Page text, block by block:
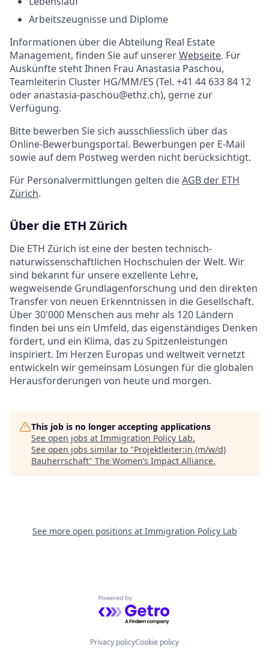
Arbeitszeugnisse und Diplome
Informationen über die Abteilung Real Estate
Management, finden Sie auf unsererWebseite. Für
Auskünfte steht Ihnen Frau Anastasia Paschou,
Teamleiterin Cluster HG/MM/ES (Tel. +41 44 633 84 12
oder anastasia-paschou@ethz.ch), gerne zur
Verfügung.
Bitte bewerben Sie sich ausschliesslich über das
Online-Bewerbungsportal. Bewerbungen per E-Mail
sowie auf dem Postweg werden nicht berücksichtigt.
Für Personalvermittlungen gelten dieAGB der ETH
Zürich.
Über die ETH Zürich
Die ETH Zürich ist eine der besten technisch-
naturwissenschaftlichen Hochschulen der Welt. Wir
sind bekannt für unsere exzellente Lehre,
wegweisende Grundlagenforschung und den direkten
Transfer von neuen Erkenntnissen in die Gesellschaft.
Über 30'000 Menschen aus mehr als 120 Ländern
finden bei uns ein Umfeld, das eigenständiges Denken
fördert, und ein Klima, das zu Spitzenleistungen
inspiriert. Im Herzen Europas und weltweit vernetzt
entwickeln wir gemeinsam Lösungen für die globalen
Herausforderungen von heute und morgen.
This job is no longer accepting applications
See open jobs at Immigration Policy Lab.
See open jobs similar to "Projektleiter:in (m/w/d)
Bauherrschaft" The Women’s Impact Alliance.
See more open positions at Immigration Policy Lab
Powered by Getro.com
Privacy policyCookie policy